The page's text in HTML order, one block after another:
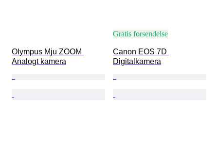
Olympus Mju ZOOM
Analogt kamera
Gratis forsendelse
Canon EOS 7D
Digitalkamera